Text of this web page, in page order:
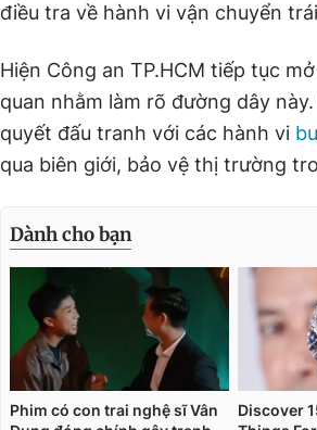
điều tra về hành vi vận chuyển
Hiện Công an TP.HCM tiếp tục
quan nhằm làm rõ đường dây
quyết đấu tranh với các hành vi
qua biên giới, bảo vệ thị trường